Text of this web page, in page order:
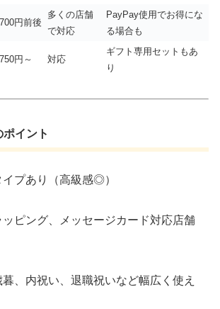
円前後
多くの店舗
で対応
PayPay使用でお得にな
る場合も
円～ 対応
ギフト専用セットもあ
り
イント
プあり（高級感◎）
ピング、メッセージカード対応店舗
、内祝い、退職祝いなど幅広く使え